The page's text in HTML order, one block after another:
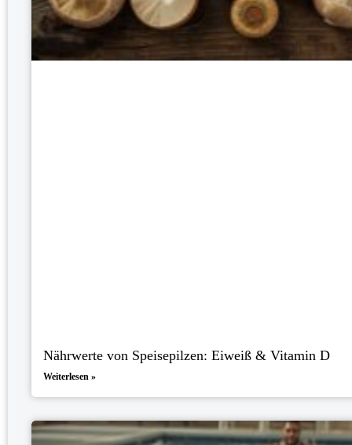
Nährwerte von Speisepilzen: Eiweiß & Vitamin D
Weiterlesen »